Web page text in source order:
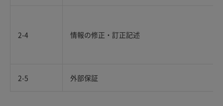
2-4 情報の修正・訂正記述
2-5 外部保証